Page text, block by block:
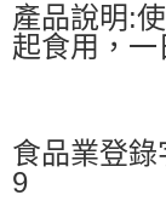
產品說明:
起食用，
食品業登錄
9